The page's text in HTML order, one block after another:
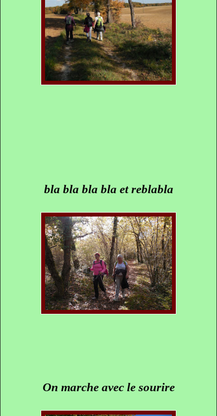
bla bla bla bla et reblabla
On marche avec le sourire